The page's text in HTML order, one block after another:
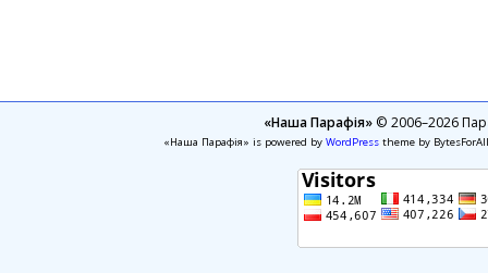
«Наша Парафія»© 2006–2026
«Наша Парафія» is powered by WordPresstheme by